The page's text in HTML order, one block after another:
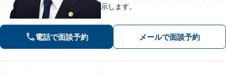
示します。
電話で面談予約 メールで面談予約